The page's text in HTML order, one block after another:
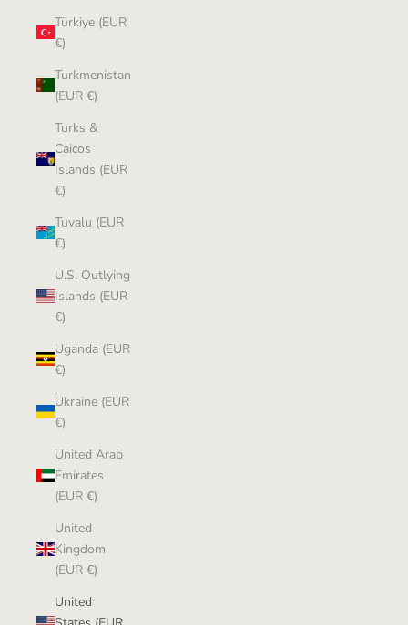
Türkiye (EUR
€)
Turkmenistan
(EUR €)
Turks &
Caicos
Islands (EUR
€)
Tuvalu (EUR
€)
U.S. Outlying
Islands (EUR
€)
Uganda (EUR
€)
Ukraine (EUR
€)
United Arab
Emirates
(EUR €)
United
Kingdom
(EUR €)
United